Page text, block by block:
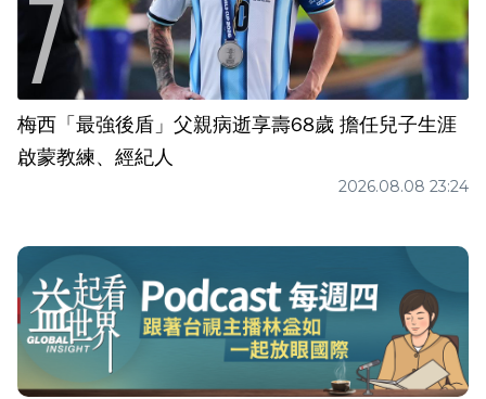
梅西「最強後盾」父親病逝享壽68歲 擔任兒子生涯
啟蒙教練、經紀人
2026.08.08 23:24